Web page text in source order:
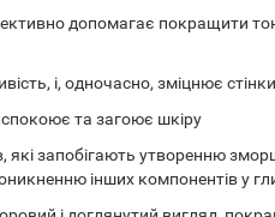
допомагає покращити
і, одночасно, зміцнює
та загоює шкіру
які запобігають утворенню
інших компонентів у